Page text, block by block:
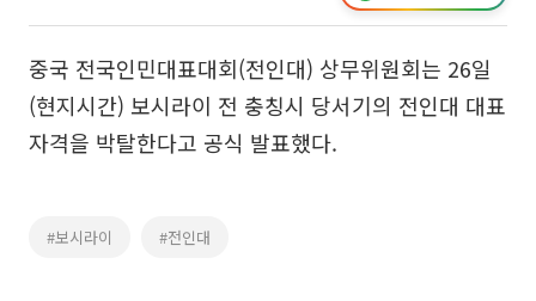
중국 전국인민대표대회(전인대) 상무위원회는 26일
(현지시간) 보시라이 전 충칭시 당서기의 전인대 대표
자격을 박탈한다고 공식 발표했다.
#보시라이 #전인대